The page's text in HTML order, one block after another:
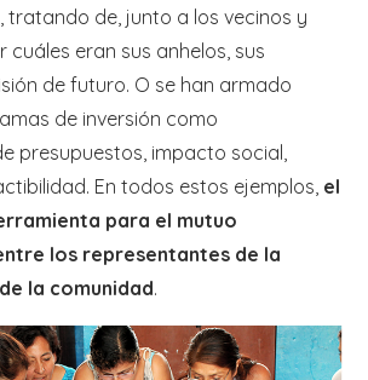
tratando de, junto a los vecinos y
cuáles eran sus anhelos, sus
de futuro. O se han armado
de inversión como
presupuestos, impacto social,
En todos estos ejemplos, el
para el mutuo
los representantes de la
la comunidad.